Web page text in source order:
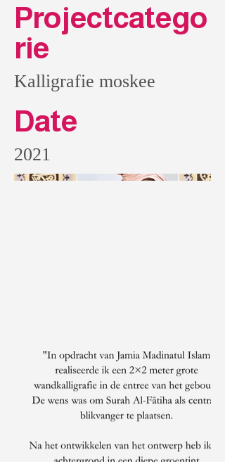
Projectcatego
rie
Kalligrafie moskee
Date
2021